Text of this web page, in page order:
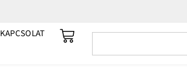
KAPCSOLAT